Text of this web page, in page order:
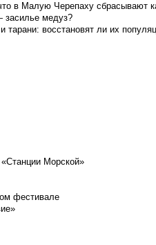
в Малую Черепаху сбрасывают
засилье медуз?
восстановят ли их
Морской»
фестивале